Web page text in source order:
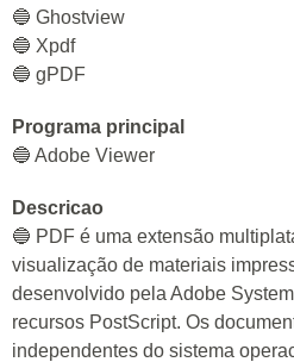
🔵 Ghostview
🔵 Xpdf
🔵 gPDF
Programa principal
🔵 Adobe Viewer
Descricao
🔵 PDF é uma extensão
visualização de materiais
desenvolvido pela Adobe
recursos PostScript. Os
independentes do sistema